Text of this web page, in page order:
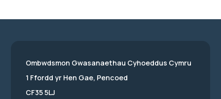
Ombwdsmon Gwasanaethau Cyhoeddus Cymru
1 Ffordd yr Hen Gae, Pencoed
CF35 5LJ